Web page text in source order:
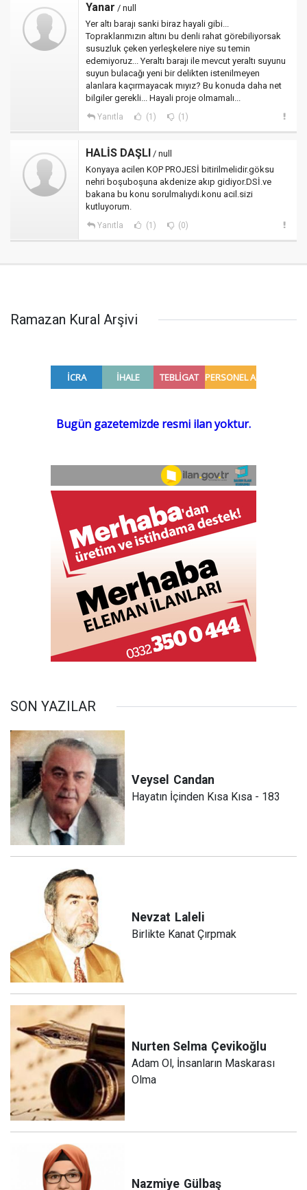
Yanar / null
Yer altı barajı sanki biraz hayali gibi...
Topraklarımızın altını bu denli rahat görebiliyorsak
susuzluk çeken yerleşkelere niye su temin
edemiyoruz... Yeraltı barajı ile mevcut yeraltı suyunu
suyun bulacağı yeni bir delikten istenilmeyen
alanlara kaçırmayacak mıyız? Bu konuda daha net
bilgiler gerekli... Hayali proje olmamalı...
Yanıtla (1) (1)
HALİS DAŞLI / null
Konyaya acilen KOP PROJESİ bitirilmelidir.göksu
nehri boşuboşuna akdenize akıp gidiyor.DSİ.ve
bakana bu konu sorulmalıydi.konu acil.sizi
kutluyorum.
Yanıtla (1) (0)
Ramazan Kural Arşivi
SON YAZILAR
Veysel Candan
Hayatın İçinden Kısa Kısa - 183
Nevzat Laleli
Birlikte Kanat Çırpmak
Nurten Selma Çevikoğlu
Adam Ol, İnsanların Maskarası
Olma
Nazmiye Gülbaş